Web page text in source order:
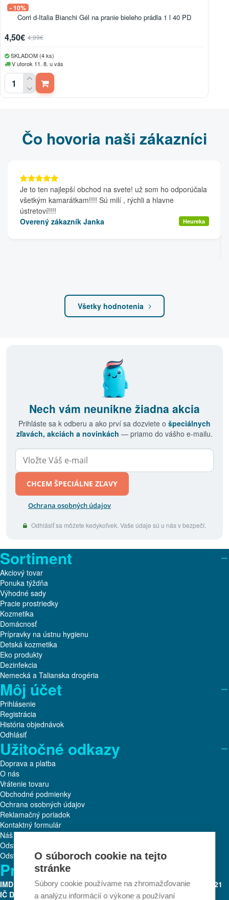
O súboroch cookie na tejto
stránke
Súbory cookie používame na zhromažďovanie
a analýzu informácií o výkone a používaní
- 10%
Corri d-Italia Bianchi Gél na pranie bieleho prádla 1 l 40 PD
4,50€ 4,99€
SKLADOM (4 ks)
V utorok 11. 8. u vás
Čo hovoria naši zákazníci
Je to ten najlepší obchod na svete! už som ho odporúčala
všetkým kamarátkam!!!! Sú milí , rýchli a hlavne
ústretoví!!!!
Overený zákazník Janka
Heureka
Všetky hodnotenia
Nech vám neunikne žiadna akcia
Prihláste sa k odberu a ako prví sa dozviete o špeciálnych
zľavách, akciách a novinkách — priamo do vášho e-mailu.
CHCEM ŠPECIÁLNE ZĽAVY
Ochrana osobných údajov
Odhlásiť sa môžete kedykoľvek. Vaše údaje sú u nás v bezpečí.
Sortiment
Akciový tovar
Ponuka týždňa
Výhodné sady
Pracie prostriedky
Kozmetika
Domácnosť
Prípravky na ústnu hygienu
Detská kozmetika
Eko produkty
Dezinfekcia
Nemecká a Talianska drogéria
Môj účet
Prihlásenie
Registrácia
História objednávok
Odhlásiť
Užitočné odkazy
Doprava a platba
O nás
Vrátenie tovaru
Obchodné podmienky
Ochrana osobných údajov
Reklamačný poriadok
Kontaktný formulár
Náš tím
Odstúpenie od zmluvy
Odstúpiť od zmluvy tu
Prevádzkovateľ:
IMD Brand s.r.o.Turbínová 13Bratislava 3, 831 04IČO: 51 468 221
IČ DPH: SK2120716081Mobil: +421 917 256 502